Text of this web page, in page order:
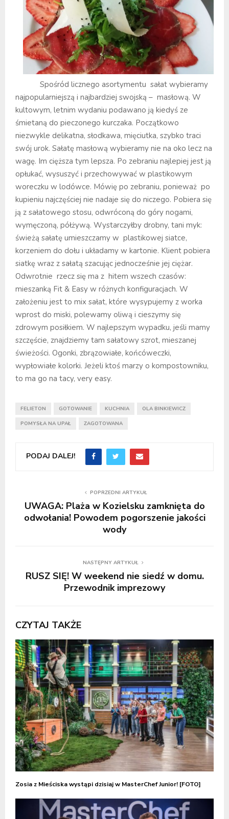
Spośród licznego asortymentu sałat wybieramy
najpopularniejszą i najbardziej swojską – masłową. W
kultowym, letnim wydaniu podawano ją kiedyś ze
śmietaną do pieczonego kurczaka. Początkowo
niezwykle delikatna, słodkawa, mięciutka, szybko traci
swój urok. Sałatę masłową wybieramy nie na oko lecz na
wagę. Im cięższa tym lepsza. Po zebraniu najlepiej jest ją
opłukać, wysuszyć i przechowywać w plastikowym
woreczku w lodówce. Mówię po zebraniu, ponieważ po
kupieniu najczęściej nie nadaje się do niczego. Pobiera się
ją z sałatowego stosu, odwróconą do góry nogami,
wymęczoną, półżywą. Wystarczyłby drobny, tani myk:
świeżą sałatę umieszczamy w plastikowej siatce,
korzeniem do dołu i układamy w kartonie. Klient pobiera
siatkę wraz z sałatą szacując jednocześnie jej ciężar.
Odwrotnie rzecz się ma z hitem wszech czasów:
mieszanką Fit & Easy w różnych konfiguracjach. W
założeniu jest to mix sałat, które wysypujemy z worka
wprost do miski, polewamy oliwą i cieszymy się
zdrowym posiłkiem. W najlepszym wypadku, jeśli mamy
szczęście, znajdziemy tam sałatowy szrot, mieszanej
świeżości. Ogonki, zbrązowiałe, końcóweczki,
wypłowiałe kolorki. Jeżeli ktoś marzy o kompostowniku,
to ma go na tacy, very easy.
FELIETON GOTOWANIE KUCHNIA OLA BINKIEWICZ
POMYSŁA NA UPAŁ ZAGOTOWANA
PODAJ DALEJ!
POPRZEDNI ARTYKUŁ
UWAGA: Plaża w Kozielsku zamknięta do
odwołania! Powodem pogorszenie jakości
wody
NASTĘPNY ARTYKUŁ
RUSZ SIĘ! W weekend nie siedź w domu.
Przewodnik imprezowy
CZYTAJ TAKŻE
Zosia z Mieściska wystąpi dzisiaj w MasterChef Junior! [FOTO]